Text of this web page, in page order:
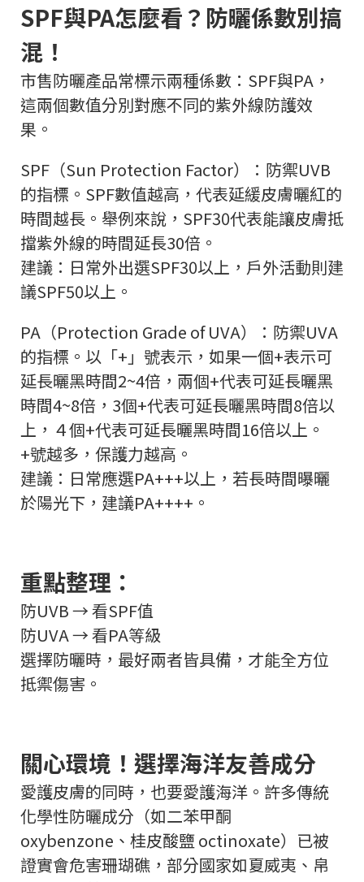
SPF與PA怎麼看？防曬係數別搞
混！
市售防曬產品常標示兩種係數：SPF與PA，
這兩個數值分別對應不同的紫外線防護效
果。
SPF（Sun Protection Factor）：防禦UVB
的指標。SPF數值越高，代表延緩皮膚曬紅的
時間越長。舉例來說，SPF30代表能讓皮膚抵
擋紫外線的時間延長30倍。
建議：日常外出選SPF30以上，戶外活動則建
議SPF50以上。
PA（Protection Grade of UVA）：防禦UVA
的指標。以「+」號表示，如果一個+表示可
延長曬黑時間2~4倍，兩個+代表可延長曬黑
時間4~8倍，3個+代表可延長曬黑時間8倍以
上，４個+代表可延長曬黑時間16倍以上。
+號越多，保護力越高。
建議：日常應選PA+++以上，若長時間曝曬
於陽光下，建議PA++++。
重點整理：
防UVB → 看SPF值
防UVA → 看PA等級
選擇防曬時，最好兩者皆具備，才能全方位
抵禦傷害。
關心環境！選擇海洋友善成分
愛護皮膚的同時，也要愛護海洋。許多傳統
化學性防曬成分（如二苯甲酮
oxybenzone、桂皮酸鹽 octinoxate）已被
證實會危害珊瑚礁，部分國家如夏威夷、帛